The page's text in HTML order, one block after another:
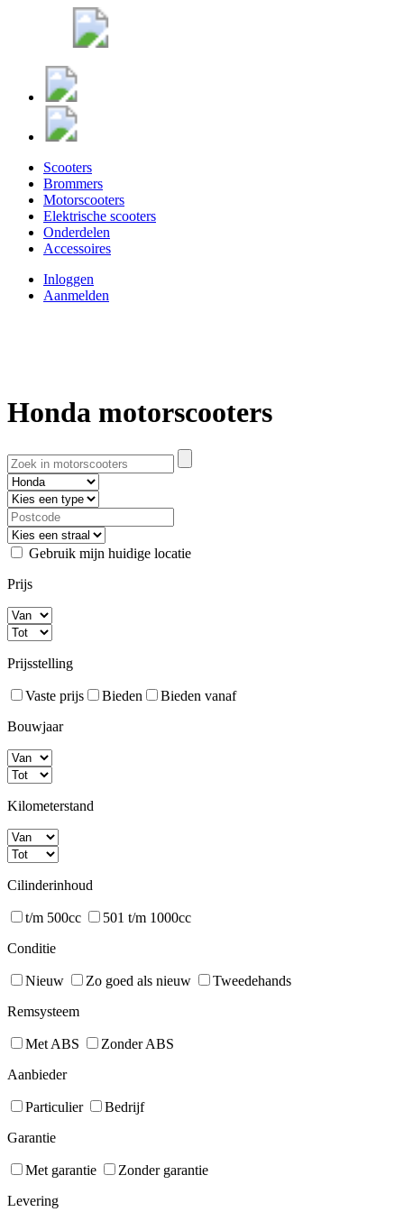
Scooters
Brommers
Motorscooters
Elektrische scooters
Onderdelen
Accessoires
Inloggen
Aanmelden
Honda motorscooters
Gebruik mijn huidige locatie
Prijs
Prijsstelling
Vaste prijs Bieden
Bieden vanaf
Bouwjaar
Kilometerstand
Cilinderinhoud
t/m 500cc
501 t/m 1000cc
Conditie
Nieuw Zo goed als nieuw
Tweedehands
Remsysteem
Met ABS
Zonder ABS
Aanbieder
Particulier
Bedrijf
Garantie
Met garantie
Zonder garantie
Levering